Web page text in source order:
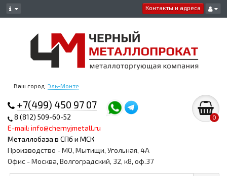
Контакты и адреса
Ваш город: Эль-Монте
+7(499) 450 97 07
8 (812) 509-60-52
E-mail: info@chernyjmetall.ru
Металлобаза в СПб и МСК
0
Производство - МО, Мытищи, Угольная, 4А
Офис - Москва, Волгоградский, 32, к8, оф.37